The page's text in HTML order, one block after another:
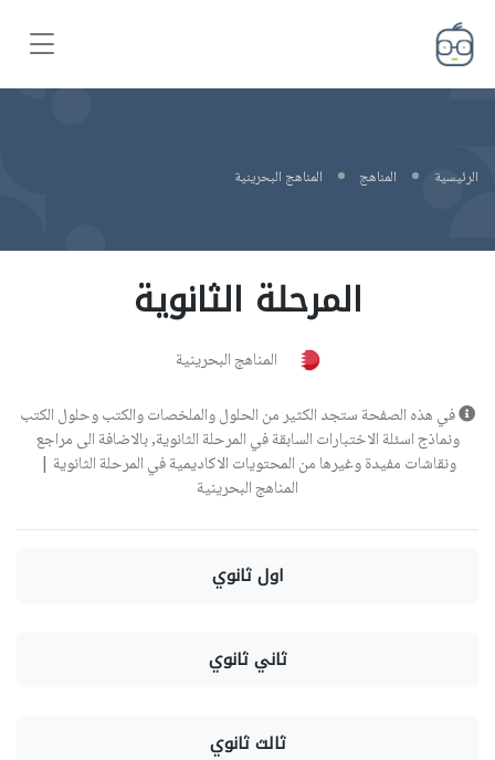
الرئيسية المناهج المناهج البحرينية
المرحلة الثانوية
المناهج البحرينية
في هذه الصفحة ستجد الكثير من الحلول والملخصات والكتب وحلول الكتب
ونماذج اسئلة الاختبارات السابقة في المرحلة الثانوية, بالاضافة الى مراجع
ونقاشات مفيدة وغيرها من المحتويات الاكاديمية في المرحلة الثانوية |
المناهج البحرينية
اول ثانوي
ثاني ثانوي
ثالث ثانوي